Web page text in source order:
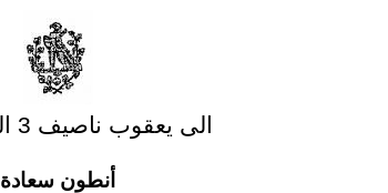
الى يعقوب ناصيف 3 الجزء الأول
أنطون سعادة